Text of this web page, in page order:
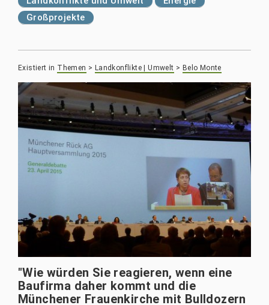
Großprojekte
Existiert in Themen > Landkonflikte | Umwelt > Belo Monte
"Wie würden Sie reagieren, wenn eine
Baufirma daher kommt und die
Münchener Frauenkirche mit Bulldozern